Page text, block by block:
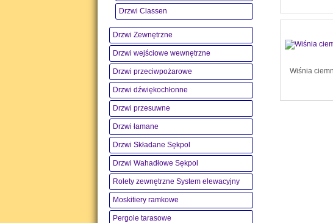
Wiśnia
Drzwi Classen
Drzwi Zewnętrzne
Drzwi wejściowe wewnętrzne
Drzwi przeciwpożarowe
Drzwi dźwiękochłonne
Drzwi przesuwne
Drzwi łamane
Drzwi Składane Sękpol
Drzwi Wahadłowe Sękpol
Rolety zewnętrzne System elewacyjny
Moskitiery ramkowe
Pergole tarasowe